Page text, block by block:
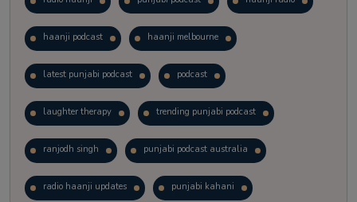
haanji podcast haanji melbourne
latest punjabi podcast podcast
laughter therapy trending punjabi podcast
ranjodh singh punjabi podcast australia
radio haanji updates punjabi kahani